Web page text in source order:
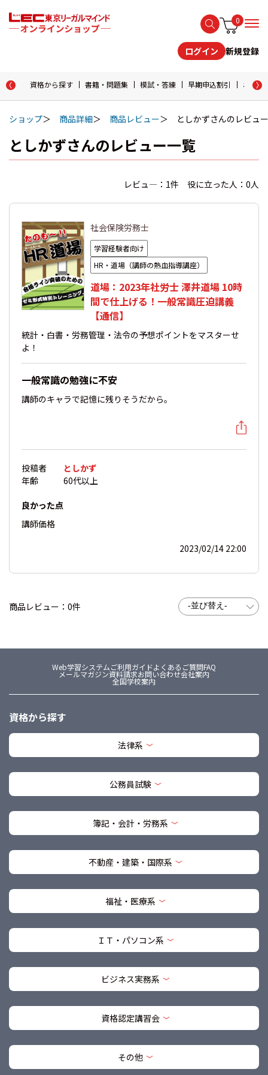
0
ログイン 新規登録
資格から探す 書籍・問題集 模試・答練 早期申込割引 おため
ショップ 商品詳細 商品レビュー としかずさんのレビュー
としかずさんのレビュー一覧
レビュ―：1件 役に立った人：0人
社会保険労務士
学習経験者向け
HR・道場（講師の熱血指導講座）
道場：2023年社労士 澤井道場 10時
間で仕上げる！一般常識圧迫講義
【通信】
統計・白書・労務管理・法令の予想ポイントをマスターせ
よ！
一般常識の勉強に不安
講師のキャラで記憶に残りそうだから。
投稿者
としかず
年齢
60代以上
良かった点
講師価格
2023/02/14 22:00
商品レビュー：0件
Web学習システムご利用ガイドよくあるご質問FAQ
メールマガジン資料請求お問い合わせ会社案内
全国学校案内
資格から探す
法律系
公務員試験
簿記・会計・労務系
不動産・建築・国際系
福祉・医療系
ＩＴ・パソコン系
ビジネス実務系
資格認定講習会
その他